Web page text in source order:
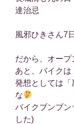
達治忌
風邪ひきさん7
だから、オー
あと、バイクは
発想としては
な
バイクブンブン
した)